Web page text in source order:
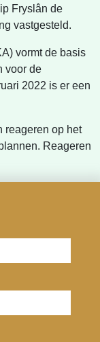
Fryslân de
vastgesteld.
vormt de basis
voor de
2022 is er een
reageren op het
Reageren